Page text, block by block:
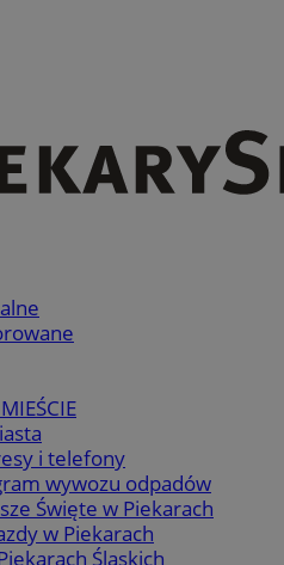
i telefony
wywozu odpadów
Święte w Piekarach
w Piekarach
Śląskich